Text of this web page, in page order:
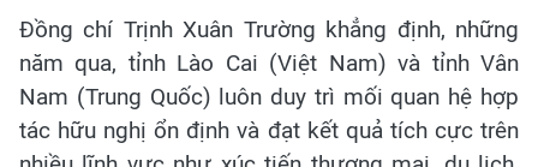
Đồng chí Trịnh Xuân Trường khẳng định, những
năm qua, tỉnh Lào Cai (Việt Nam) và tỉnh Vân
Nam (Trung Quốc) luôn duy trì mối quan hệ hợp
tác hữu nghị ổn định và đạt kết quả tích cực trên